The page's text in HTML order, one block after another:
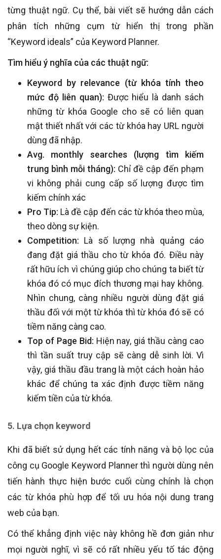
từng thuật ngữ. Cụ thể, bài viết sẽ hướng dẫn cách
phân tích những cụm từ hiển thị trong phần
“Keyword ideals” của Keyword Planner.
Tìm hiểu ý nghĩa của các thuật ngữ:
Keyword by relevance (từ khóa tính theo
mức độ liên quan): Được hiểu là danh sách
những từ khóa Google cho sẽ có liên quan
mật thiết nhất với các từ khóa hay URL người
dùng đã nhập.
Avg. monthly searches (lượng tìm kiếm
trung bình mỗi tháng): Chỉ đề cập đến phạm
vi không phải cung cấp số lượng được tìm
kiếm chính xác
Pro Tip: Là đề cập đến các từ khóa theo mùa,
theo dòng sự kiện.
Competition: Là số lượng nhà quảng cáo
đang đặt giá thầu cho từ khóa đó. Điều này
rất hữu ích vì chúng giúp cho chúng ta biết từ
khóa đó có mục đích thương mại hay không.
Nhìn chung, càng nhiều người dùng đặt giá
thầu đối với một từ khóa thì từ khóa đó sẽ có
tiềm năng càng cao.
Top of Page Bid: Hiện nay, giá thầu càng cao
thì tần suất truy cập sẽ càng dễ sinh lời. Vì
vậy, giá thầu đầu trang là một cách hoàn hảo
khác để chúng ta xác định được tiềm năng
kiếm tiền của từ khóa.
5. Lựa chọn keyword
Khi đã biết sử dụng hết các tính năng và bộ lọc của
công cụ Google Keyword Planner thì người dùng nên
tiến hành thực hiện bước cuối cùng chính là chọn
các từ khóa phù hợp để tối ưu hóa nội dung trang
web của bạn.
Có thể khẳng định việc này không hề đơn giản như
mọi người nghĩ, vì sẽ có rất nhiều yếu tố tác động